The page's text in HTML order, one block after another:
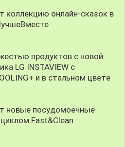
коллекцию онлайн-сказок в
продуктов с новой
LG INSTAVIEW с
и в стальном цветe
новые посудомоечные
Fast&Clean